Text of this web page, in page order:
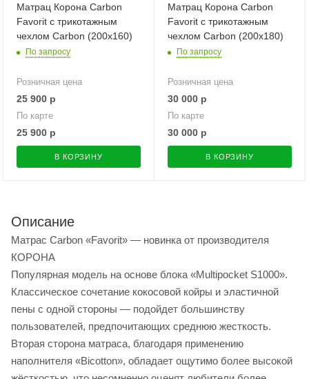
Матрац Корона Carbon
Favorit с трикотажным
чехлом Carbon (200х160)
По запросу
Розничная цена
25 900 р
По карте
25 900 р
В КОРЗИНУ
Матрац Корона Carbon
Favorit с трикотажным
чехлом Carbon (200х180)
По запросу
Розничная цена
30 000 р
По карте
30 000 р
В КОРЗИНУ
Описание
Матрас Carbon «Favorit» — новинка от производителя
КОРОНА
Популярная модель на основе блока «Multipocket S1000».
Классическое сочетание кокосовой койры и эластичной
пены с одной стороны — подойдет большинству
пользователей, предпочитающих среднюю жесткость.
Вторая сторона матраса, благодаря применению
наполнителя «Bicotton», обладает ощутимо более высокой